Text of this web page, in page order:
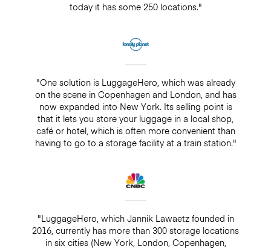
today it has some 250 locations."
"One solution is LuggageHero, which was already
on the scene in Copenhagen and London, and has
now expanded into New York. Its selling point is
that it lets you store your luggage in a local shop,
café or hotel, which is often more convenient than
having to go to a storage facility at a train station."
"LuggageHero, which Jannik Lawaetz founded in
2016, currently has more than 300 storage locations
in six cities (New York, London, Copenhagen,